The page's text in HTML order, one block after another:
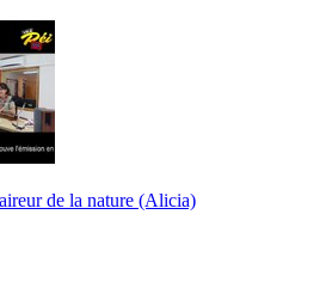
de la nature (Alicia)